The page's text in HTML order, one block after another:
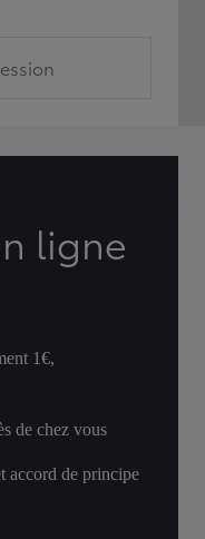
ligne
1€,
de chez vous
accord de principe